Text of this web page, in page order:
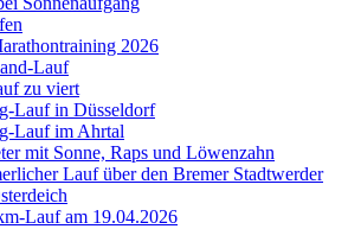
2026
Lauf
zu viert
Lauf in Düsseldorf
Lauf im Ahrtal
mit Sonne, Raps und Löwenzahn
Lauf über den Bremer Stadtwerder
Lauf am 19.04.2026